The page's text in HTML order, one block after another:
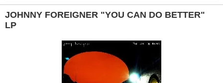
JOHNNY FOREIGNER "YOU CAN DO BETTER"
LP